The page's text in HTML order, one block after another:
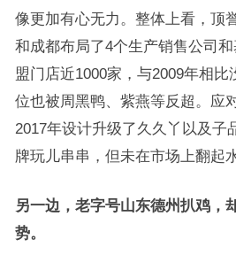
像更加有心无力。整体上看，顶
和成都布局了4个生产销售公司
盟门店近1000家，与2009年相
位也被周黑鸭、紫燕等反超。应
2017年设计升级了久久丫以及子
牌玩儿串串，但未在市场上翻起
另一边，老字号山东德州扒鸡，
势。